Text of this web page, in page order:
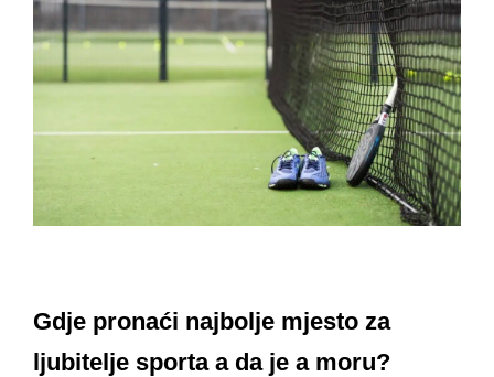
Gdje pronaći najbolje mjesto za
ljubitelje sporta a da je a moru?